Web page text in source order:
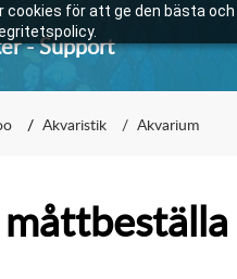
cookies för att ge den bästa
- Support
Akvaristik Akvarium